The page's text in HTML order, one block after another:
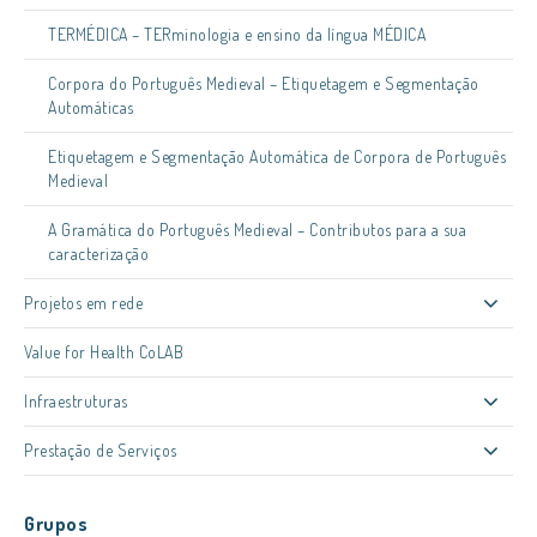
TERMÉDICA – TERminologia e ensino da língua MÉDICA
Corpora do Português Medieval – Etiquetagem e Segmentação
Automáticas
Etiquetagem e Segmentação Automática de Corpora de Português
Medieval
A Gramática do Português Medieval – Contributos para a sua
caracterização
Projetos em rede
Value for Health CoLAB
Infraestruturas
Prestação de Serviços
Grupos